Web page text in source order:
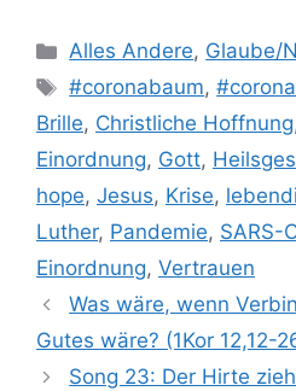
Kategorien
Alles Andere, Glaube/
Schlagwörter
#coronabaum,
Brille, Christliche Hoffnung
Einordnung, Gott,
hope, Jesus, Krise,
Luther, Pandemie, SARS-
Einordnung, Vertrauen
Was wäre, wenn
Gutes wäre? (1Kor 12,12-
Song 23: Der Hirte